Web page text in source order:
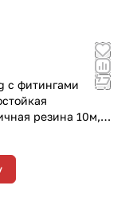
с фитингами
резина 10м,
мм